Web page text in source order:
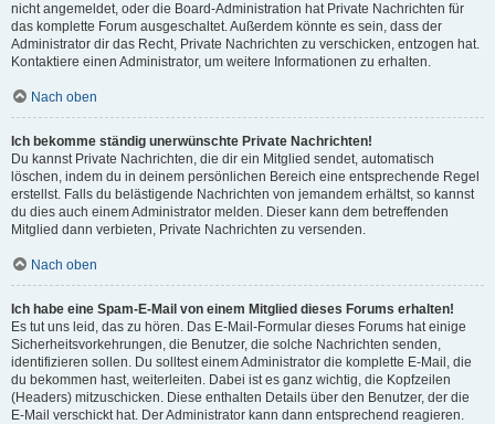
nicht angemeldet, oder die Board-Administration hat Private Nachrichten für
das komplette Forum ausgeschaltet. Außerdem könnte es sein, dass der
Administrator dir das Recht, Private Nachrichten zu verschicken, entzogen hat.
Kontaktiere einen Administrator, um weitere Informationen zu erhalten.
Nach oben
Ich bekomme ständig unerwünschte Private Nachrichten!
Du kannst Private Nachrichten, die dir ein Mitglied sendet, automatisch
löschen, indem du in deinem persönlichen Bereich eine entsprechende Regel
erstellst. Falls du belästigende Nachrichten von jemandem erhältst, so kannst
du dies auch einem Administrator melden. Dieser kann dem betreffenden
Mitglied dann verbieten, Private Nachrichten zu versenden.
Nach oben
Ich habe eine Spam-E-Mail von einem Mitglied dieses Forums erhalten!
Es tut uns leid, das zu hören. Das E-Mail-Formular dieses Forums hat einige
Sicherheitsvorkehrungen, die Benutzer, die solche Nachrichten senden,
identifizieren sollen. Du solltest einem Administrator die komplette E-Mail, die
du bekommen hast, weiterleiten. Dabei ist es ganz wichtig, die Kopfzeilen
(Headers) mitzuschicken. Diese enthalten Details über den Benutzer, der die
E-Mail verschickt hat. Der Administrator kann dann entsprechend reagieren.